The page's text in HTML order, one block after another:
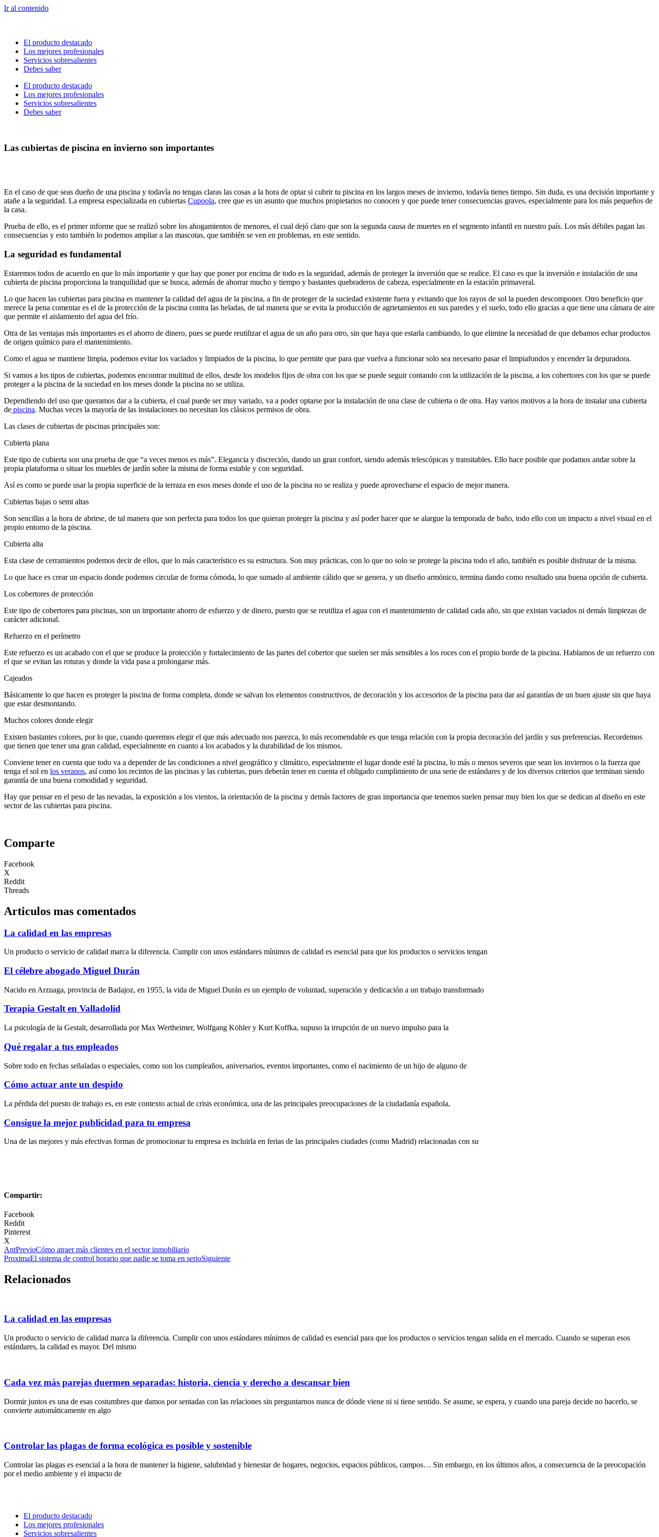
Ir al contenido
El producto destacado
Los mejores profesionales
Servicios sobresalientes
Debes saber
El producto destacado
Los mejores profesionales
Servicios sobresalientes
Debes saber
Las cubiertas de piscina en invierno son importantes
En el caso de que seas dueño de una piscina y todavía no tengas claras las cosas a la hora de optar si cubrir tu piscina en los largos meses de invierno, todavía tienes tiempo. Sin duda, es una decisión importante y
atañe a la seguridad. La empresa especializada en cubiertas Cupoola, cree que es un asunto que muchos propietarios no conocen y que puede tener consecuencias graves, especialmente para los más pequeños de
la casa.
Prueba de ello, es el primer informe que se realizó sobre los ahogamientos de menores, el cual dejó claro que son la segunda causa de muertes en el segmento infantil en nuestro país. Los más débiles pagan las
consecuencias y esto también lo podemos ampliar a las mascotas, que también se ven en problemas, en este sentido.
La seguridad es fundamental
Estaremos todos de acuerdo en que lo más importante y que hay que poner por encima de todo es la seguridad, además de proteger la inversión que se realice. El caso es que la inversión e instalación de una
cubierta de piscina proporciona la tranquilidad que se busca, además de ahorrar mucho y tiempo y bastantes quebraderos de cabeza, especialmente en la estación primaveral.
Lo que hacen las cubiertas para piscina es mantener la calidad del agua de la piscina, a fin de proteger de la suciedad existente fuera y evitando que los rayos de sol la pueden descomponer. Otro beneficio que
merece la pena comentar es el de la protección de la piscina contra las heladas, de tal manera que se evita la producción de agrietamientos en sus paredes y el suelo, todo ello gracias a que tiene una cámara de aire
que permite el aislamiento del agua del frío.
Otra de las ventajas más importantes es el ahorro de dinero, pues se puede reutilizar el agua de un año para otro, sin que haya que estarla cambiando, lo que elimine la necesidad de que debamos echar productos
de origen químico para el mantenimiento.
Como el agua se mantiene limpia, podemos evitar los vaciados y limpiados de la piscina, lo que permite que para que vuelva a funcionar solo sea necesario pasar el limpiafondos y encender la depuradora.
Si vamos a los tipos de cubiertas, podemos encontrar multitud de ellos, desde los modelos fijos de obra con los que se puede seguir contando con la utilización de la piscina, a los cobertores con los que se puede
proteger a la piscina de la suciedad en los meses donde la piscina no se utiliza.
Dependiendo del uso que queramos dar a la cubierta, el cual puede ser muy variado, va a poder optarse por la instalación de una clase de cubierta o de otra. Hay varios motivos a la hora de instalar una cubierta
de piscina. Muchas veces la mayoría de las instalaciones no necesitan los clásicos permisos de obra.
Las clases de cubiertas de piscinas principales son:
Cubierta plana
Este tipo de cubierta son una prueba de que “a veces menos es más”. Elegancia y discreción, dando un gran confort, siendo además telescópicas y transitables. Ello hace posible que podamos andar sobre la
propia plataforma o situar los muebles de jardín sobre la misma de forma estable y con seguridad.
Así es como se puede usar la propia superficie de la terraza en esos meses donde el uso de la piscina no se realiza y puede aprovecharse el espacio de mejor manera.
Cubiertas bajas o semi altas
Son sencillas a la hora de abrirse, de tal manera que son perfecta para todos los que quieran proteger la piscina y así poder hacer que se alargue la temporada de baño, todo ello con un impacto a nivel visual en el
propio entorno de la piscina.
Cubierta alta
Esta clase de cerramientos podemos decir de ellos, que lo más característico es su estructura. Son muy prácticas, con lo que no solo se protege la piscina todo el año, también es posible disfrutar de la misma.
Lo que hace es crear un espacio donde podemos circular de forma cómoda, lo que sumado al ambiente cálido que se genera, y un diseño armónico, termina dando como resultado una buena opción de cubierta.
Los cobertores de protección
Este tipo de cobertores para piscinas, son un importante ahorro de esfuerzo y de dinero, puesto que se reutiliza el agua con el mantenimiento de calidad cada año, sin que existan vaciados ni demás limpiezas de
carácter adicional.
Refuerzo en el perímetro
Este refuerzo es un acabado con el que se produce la protección y fortalecimiento de las partes del cobertor que suelen ser más sensibles a los roces con el propio borde de la piscina. Hablamos de un refuerzo con
el que se evitan las roturas y donde la vida pasa a prolongarse más.
Cajeados
Básicamente lo que hacen es proteger la piscina de forma completa, donde se salvan los elementos constructivos, de decoración y los accesorios de la piscina para dar así garantías de un buen ajuste sin que haya
que estar desmontando.
Muchos colores donde elegir
Existen bastantes colores, por lo que, cuando queremos elegir el que más adecuado nos parezca, lo más recomendable es que tenga relación con la propia decoración del jardín y sus preferencias. Recordemos
que tienen que tener una gran calidad, especialmente en cuanto a los acabados y la durabilidad de los mismos.
Conviene tener en cuenta que todo va a depender de las condiciones a nivel geográfico y climático, especialmente el lugar donde esté la piscina, lo más o menos severos que sean los inviernos o la fuerza que
tenga el sol en los veranos, así como los recintos de las piscinas y las cubiertas, pues deberán tener en cuenta el obligado cumplimiento de una serie de estándares y de los diversos criterios que terminan siendo
garantía de una buena comodidad y seguridad.
Hay que pensar en el peso de las nevadas, la exposición a los vientos, la orientación de la piscina y demás factores de gran importancia que tenemos suelen pensar muy bien los que se dedican al diseño en este
sector de las cubiertas para piscina.
Comparte
Facebook
X
Reddit
Threads
Articulos mas comentados
La calidad en las empresas
Un producto o servicio de calidad marca la diferencia. Cumplir con unos estándares mínimos de calidad es esencial para que los productos o servicios tengan
El célebre abogado Miguel Durán
Nacido en Arzuaga, provincia de Badajoz, en 1955, la vida de Miguel Durán es un ejemplo de voluntad, superación y dedicación a un trabajo transformado
Terapia Gestalt en Valladolid
La psicología de la Gestalt, desarrollada por Max Wertheimer, Wolfgang Köhler y Kurt Koffka, supuso la irrupción de un nuevo impulso para la
Qué regalar a tus empleados
Sobre todo en fechas señaladas o especiales, como son los cumpleaños, aniversarios, eventos importantes, como el nacimiento de un hijo de alguno de
Cómo actuar ante un despido
La pérdida del puesto de trabajo es, en este contexto actual de crisis económica, una de las principales preocupaciones de la ciudadanía española,
Consigue la mejor publicidad para tu empresa
Una de las mejores y más efectivas formas de promocionar tu empresa es incluirla en ferias de las principales ciudades (como Madrid) relacionadas con su
Compartir:
Facebook
Reddit
Pinterest
X
AntPrevioCómo atraer más clientes en el sector inmobiliario
ProximaEl sistema de control horario que nadie se toma en serioSiguiente
Relacionados
La calidad en las empresas
Un producto o servicio de calidad marca la diferencia. Cumplir con unos estándares mínimos de calidad es esencial para que los productos o servicios tengan salida en el mercado. Cuando se superan esos
estándares, la calidad es mayor. Del mismo
Cada vez más parejas duermen separadas: historia, ciencia y derecho a descansar bien
Dormir juntos es una de esas costumbres que damos por sentadas con las relaciones sin preguntarnos nunca de dónde viene ni si tiene sentido. Se asume, se espera, y cuando una pareja decide no hacerlo, se
convierte automáticamente en algo
Controlar las plagas de forma ecológica es posible y sostenible
Controlar las plagas es esencial a la hora de mantener la higiene, salubridad y bienestar de hogares, negocios, espacios públicos, campos… Sin embargo, en los últimos años, a consecuencia de la preocupación
por el medio ambiente y el impacto de
El producto destacado
Los mejores profesionales
Servicios sobresalientes